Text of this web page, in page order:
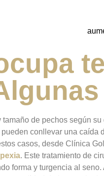
tamaño de pechos según
conllevar una caída
casos, desde Clínica
. Este tratamiento de
forma y turgencia al